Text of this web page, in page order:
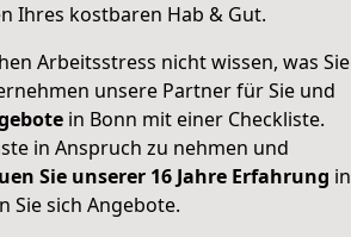
Ihres kostbaren Hab & Gut.
Arbeitsstress nicht wissen, was Sie
unsere Partner für Sie und
in Bonn mit einer Checkliste.
in Anspruch zu nehmen und
Sie unserer 16 Jahre Erfahrung in
Sie sich Angebote.